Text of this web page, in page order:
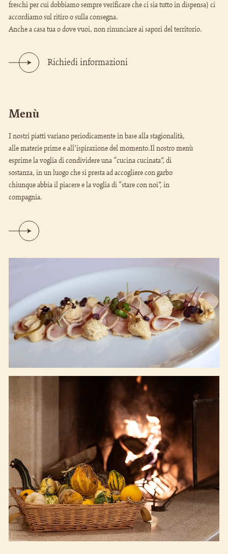
freschi per cui dobbiamo sempre verificare che ci sia tutto in dispensa) ci
accordiamo sul ritiro o sulla consegna.
Anche a casa tua o dove vuoi, non rinunciare ai sapori del territorio.
Richiedi informazioni
Menù
I nostri piatti variano periodicamente in base alla stagionalità,
alle materie prime e all’ispirazione del momento.Il nostro menù
esprime la voglia di condividere una “cucina cucinata”, di
sostanza, in un luogo che si presta ad accogliere con garbo
chiunque abbia il piacere e la voglia di “stare con noi”, in
compagnia.